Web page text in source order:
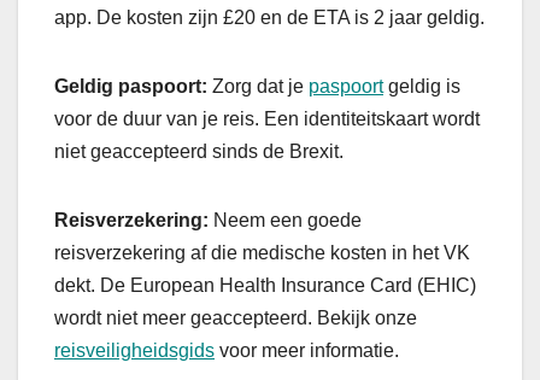
app. De kosten zijn £20 en de ETA is 2 jaar geldig.
Geldig paspoort: Zorg dat je paspoortgeldig is
voor de duur van je reis. Een identiteitskaart wordt
niet geaccepteerd sinds de Brexit.
Reisverzekering: Neem een goede
reisverzekering af die medische kosten in het VK
dekt. De European Health Insurance Card (EHIC)
wordt niet meer geaccepteerd. Bekijk onze
reisveiligheidsgids voor meer informatie.